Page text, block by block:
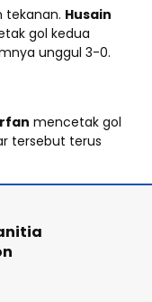
tekanan. Husain
gol kedua
unggul 3-0.
mencetak gol
tersebut terus